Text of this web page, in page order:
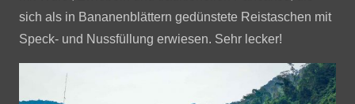
sich als in Bananenblättern gedünstete Reistaschen mit
Speck- und Nussfüllung erwiesen. Sehr lecker!